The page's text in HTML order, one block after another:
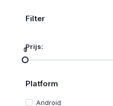
Filter
Prijs:
0
1
Platform
Android